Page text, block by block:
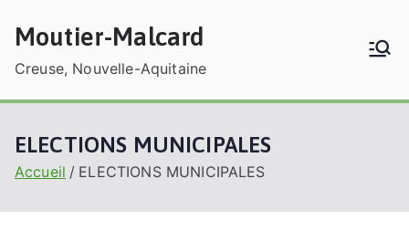
contenu
Moutier-Malcard
Creuse, Nouvelle-Aquitaine
ELECTIONS MUNICIPALES
Accueil ELECTIONS MUNICIPALES